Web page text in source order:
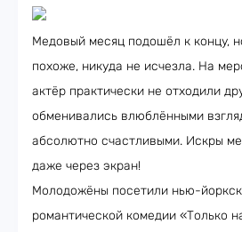
Медовый месяц подошёл к концу,
похоже, никуда не исчезла. На
актёр практически не отходили
обменивались влюблёнными
абсолютно счастливыми. Искры
даже через экран!
Молодожёны посетили нью-
романтической комедии «Только